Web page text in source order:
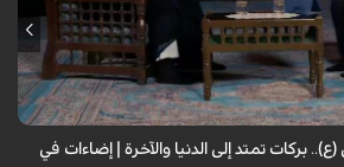
(عليه السلام) على أداء شعيرةٍ إيمانية، بل تحمل
مباركة تنعكس على حياة الزائر. فما هي النعم...
بركات تمتد إلى الدنيا والآخرة | إضاءات في